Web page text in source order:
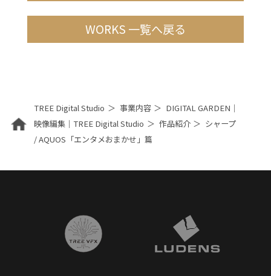
WORKS 一覧へ戻る
TREE Digital Studio 事業内容
DIGITAL GARDEN｜
映像編集｜TREE Digital Studio
作品紹介
シャープ
/ AQUOS「エンタメおまかせ」篇